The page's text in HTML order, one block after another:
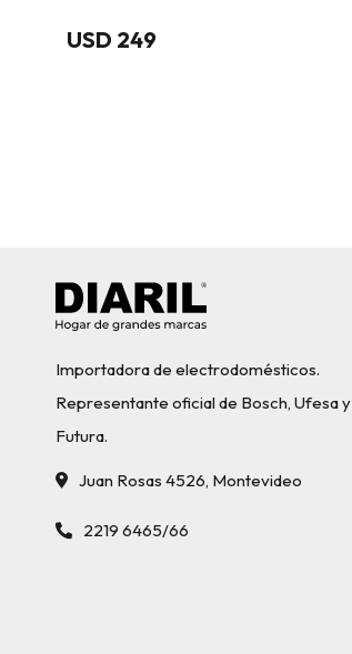
USD 249
Importadora de electrodomésticos.
Representante oficial de Bosch, Ufesa y
Futura.
Juan Rosas 4526, Montevideo
2219 6465/66